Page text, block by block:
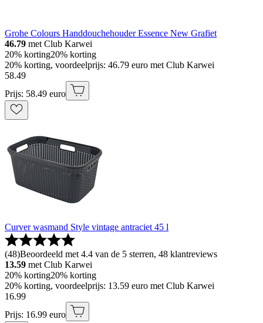
Grohe Colours Handdouchehouder Essence New Grafiet
46.79 met Club Karwei
20% korting20% korting
20% korting, voordeelprijs: 46.79 euro met Club Karwei
58.49
Prijs: 58.49 euro
Curver wasmand Style vintage antraciet 45 l
(48)Beoordeeld met 4.4 van de 5 sterren, 48 klantreviews
13.59 met Club Karwei
20% korting20% korting
20% korting, voordeelprijs: 13.59 euro met Club Karwei
16.99
Prijs: 16.99 euro